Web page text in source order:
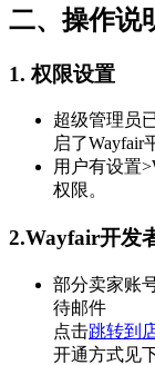
二、操作说
1. 权限设置
超级管理员
启了Wayfair
用户有设置
权限。
2.Wayfair开发
部分卖家账
待邮件
点击跳转到
开通方式见